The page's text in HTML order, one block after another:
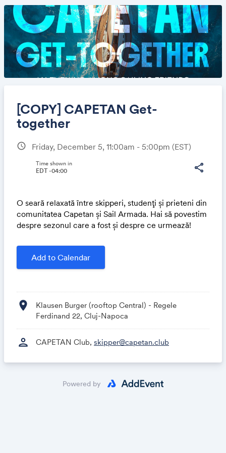
[COPY] CAPETAN Get-
together
schedule Friday, December 5, 11:00am - 5:00pm (EST)
share
Time shown in
EDT -04:00
O seară relaxată între skipperi, studenți și prieteni din
comunitatea Capetan și Sail Armada. Hai să povestim
despre sezonul care a fost și despre ce urmează!
Add to Calendar
location_on
Klausen Burger (rooftop Central) - Regele
Ferdinand 22, Cluj-Napoca
person CAPETAN Club, skipper@capetan.club
Share
Powered by